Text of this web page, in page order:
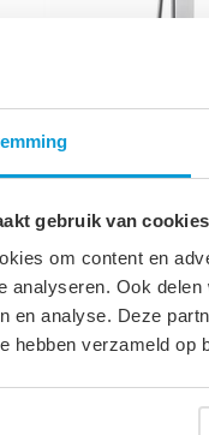
gebruik van cookies
om content en
analyseren. Ook
en analyse. Deze
hebben verzameld op
Staande badkraan
chroom uitgevoerd en
handgreep.
€229,00
Op voorraad